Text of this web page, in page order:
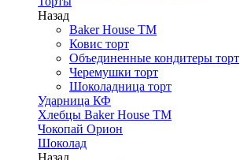
Назад
Baker House ТМ
Ковис торт
Объединенные кондитеры торт
Черемушки торт
Шоколадница торт
Ударница КФ
Хлебцы Baker House ТМ
Чокопай Орион
Шоколад
Назад